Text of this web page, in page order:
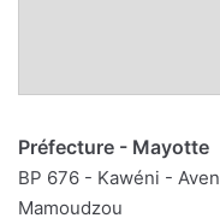
Préfecture - Mayotte
BP 676 - Kawéni -
Mamoudzou